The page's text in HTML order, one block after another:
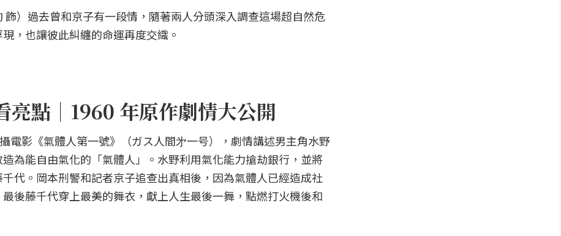
）過去曾和京子有一段情，隨著兩人分頭深入調查這場超自然危
，也讓彼此糾纏的命運再度交織。
亮點｜1960 年原作劇情大公開
電影《氣體人第一號》（ガス人間㐧一号），劇情講述男主角水野
為能自由氣化的「氣體人」。水野利用氣化能力搶劫銀行，並將
代。岡本刑警和記者京子追查出真相後，因為氣體人已經造成社
後藤千代穿上最美的舞衣，獻上人生最後一舞，點燃打火機後和